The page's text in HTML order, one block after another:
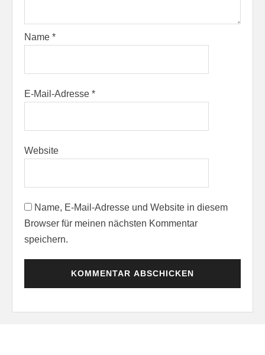
Name *
E-Mail-Adresse *
Website
Name, E-Mail-Adresse und Website in diesem
Browser für meinen nächsten Kommentar
speichern.